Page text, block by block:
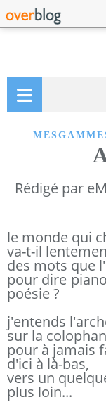
Rédigé par
le monde qui
va-t-il
des mots que
pour dire
poésie ?
j'entends
sur la
pour à jamais
d'ici à là-bas,
vers un
plus loin...